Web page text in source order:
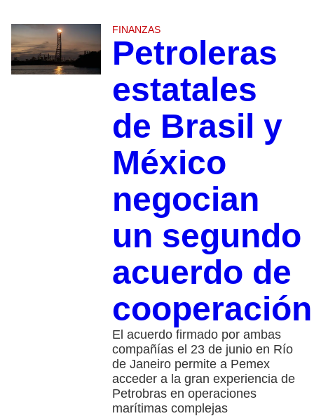
FINANZAS
Petroleras
estatales
de Brasil y
México
negocian
un segundo
acuerdo de
cooperación
El acuerdo firmado por ambas
compañías el 23 de junio en Río
de Janeiro permite a Pemex
acceder a la gran experiencia de
Petrobras en operaciones
marítimas complejas